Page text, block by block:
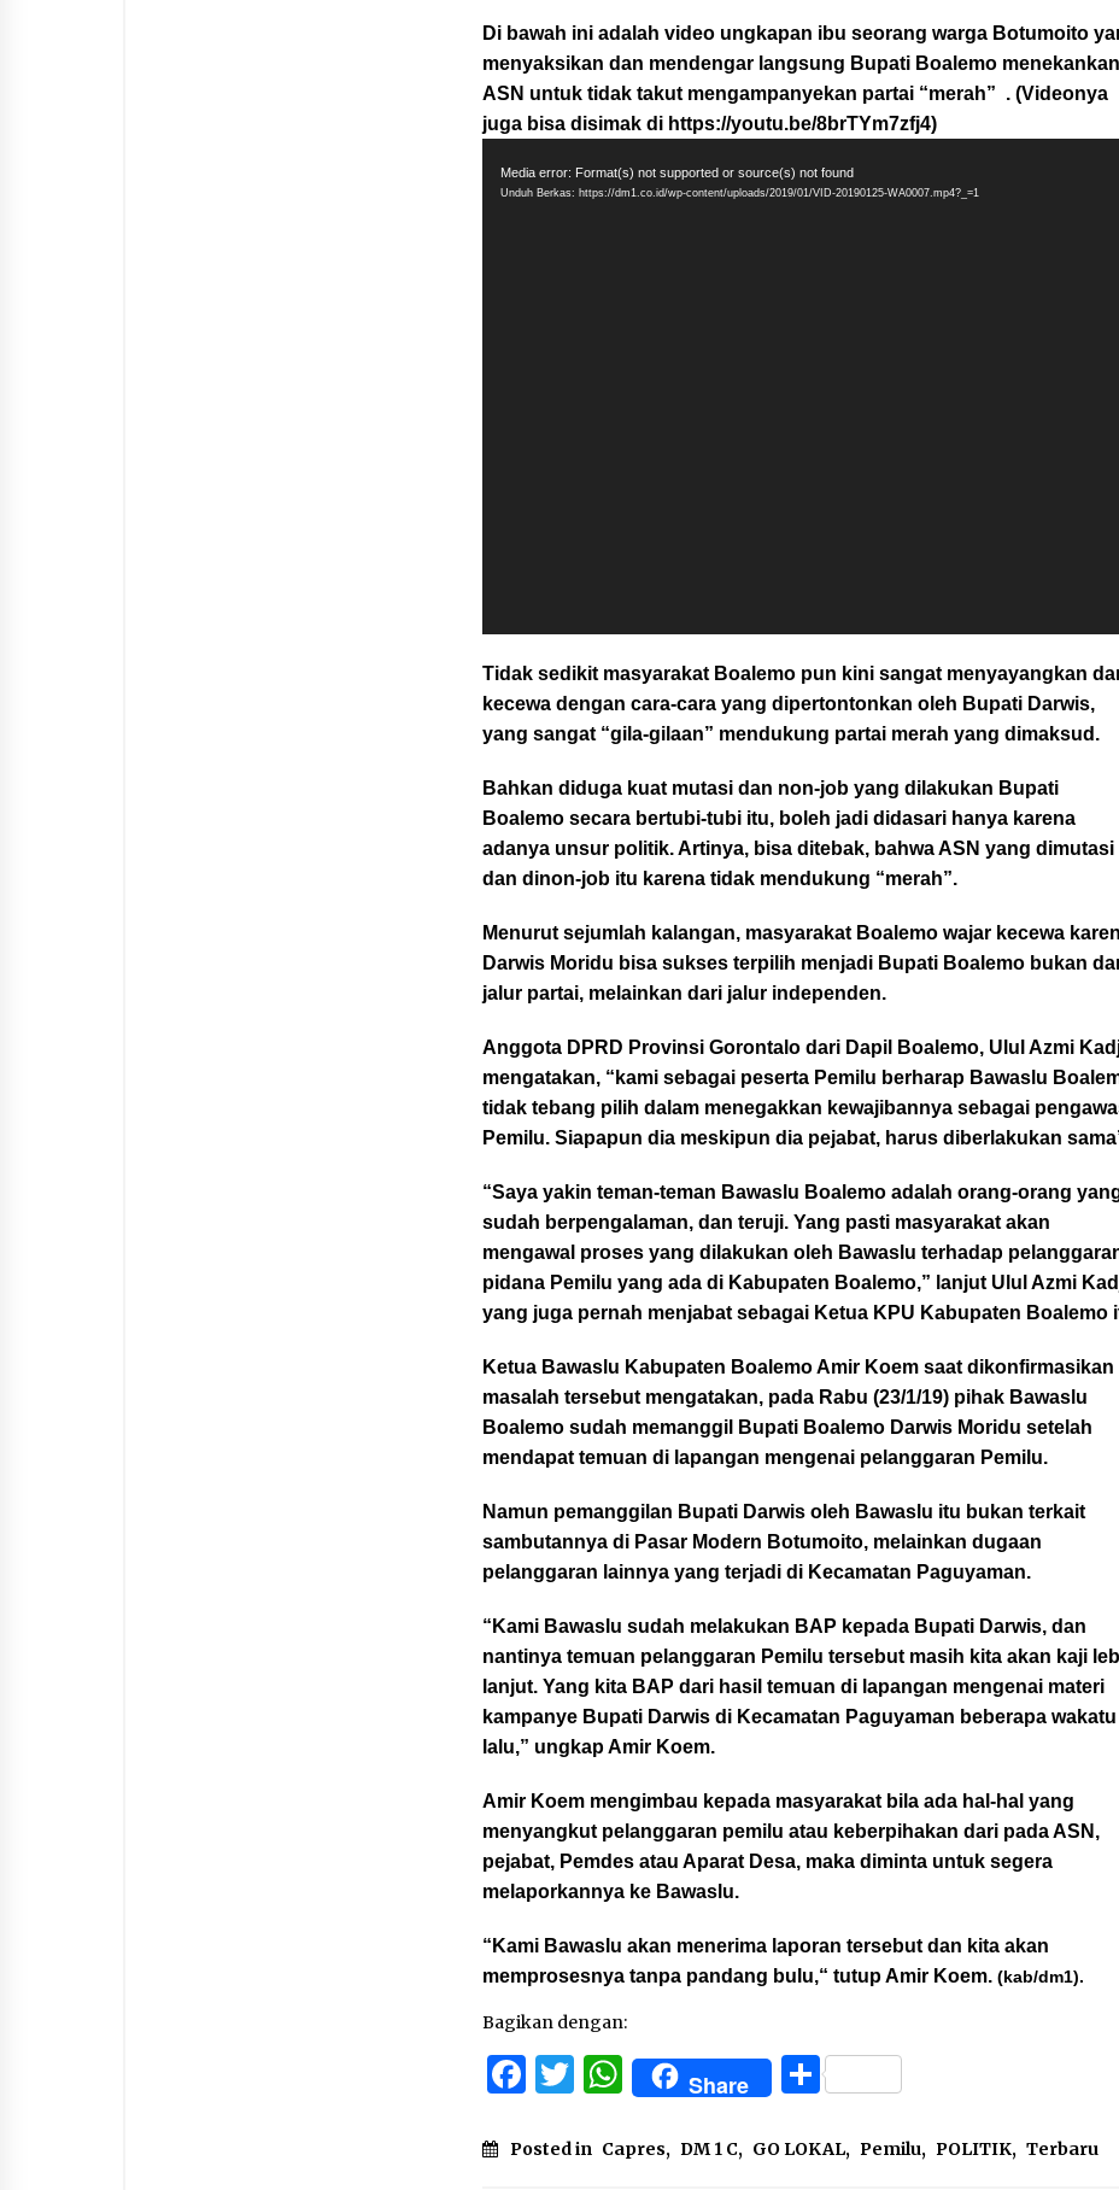
Di bawah ini adalah video ungkapan ibu seorang warga Botumoito
menyaksikan dan mendengar langsung Bupati Boalemo menekankan
ASN untuk tidak takut mengampanyekan partai “merah” . (Videonya
juga bisa disimak di https://youtu.be/8brTYm7zfj4)
Video
Media error: Format(s) not supported or source(s) not found
Unduh Berkas: https://dm1.co.id/wp-content/uploads/2019/01/VID-20190125-WA0007.mp4?_=1
Tidak sedikit masyarakat Boalemo pun kini sangat menyayangkan
kecewa dengan cara-cara yang dipertontonkan oleh Bupati Darwis,
yang sangat “gila-gilaan” mendukung partai merah yang dimaksud.
Bahkan diduga kuat mutasi dan non-job yang dilakukan Bupati
Boalemo secara bertubi-tubi itu, boleh jadi didasari hanya karena
adanya unsur politik. Artinya, bisa ditebak, bahwa ASN yang dimutasi
dan dinon-job itu karena tidak mendukung “merah”.
Menurut sejumlah kalangan, masyarakat Boalemo wajar kecewa
Darwis Moridu bisa sukses terpilih menjadi Bupati Boalemo bukan
jalur partai, melainkan dari jalur independen.
Anggota DPRD Provinsi Gorontalo dari Dapil Boalemo, Ulul Azmi
mengatakan, “kami sebagai peserta Pemilu berharap Bawaslu
tidak tebang pilih dalam menegakkan kewajibannya sebagai
Pemilu. Siapapun dia meskipun dia pejabat, harus diberlakukan
“Saya yakin teman-teman Bawaslu Boalemo adalah orang-orang
sudah berpengalaman, dan teruji. Yang pasti masyarakat akan
mengawal proses yang dilakukan oleh Bawaslu terhadap
pidana Pemilu yang ada di Kabupaten Boalemo,” lanjut Ulul Azmi
yang juga pernah menjabat sebagai Ketua KPU Kabupaten Boalemo
Ketua Bawaslu Kabupaten Boalemo Amir Koem saat dikonfirmasikan
masalah tersebut mengatakan, pada Rabu (23/1/19) pihak Bawaslu
Boalemo sudah memanggil Bupati Boalemo Darwis Moridu setelah
mendapat temuan di lapangan mengenai pelanggaran Pemilu.
Namun pemanggilan Bupati Darwis oleh Bawaslu itu bukan terkait
sambutannya di Pasar Modern Botumoito, melainkan dugaan
pelanggaran lainnya yang terjadi di Kecamatan Paguyaman.
“Kami Bawaslu sudah melakukan BAP kepada Bupati Darwis, dan
nantinya temuan pelanggaran Pemilu tersebut masih kita akan kaji
lanjut. Yang kita BAP dari hasil temuan di lapangan mengenai materi
kampanye Bupati Darwis di Kecamatan Paguyaman beberapa wakatu
lalu,” ungkap Amir Koem.
Amir Koem mengimbau kepada masyarakat bila ada hal-hal yang
menyangkut pelanggaran pemilu atau keberpihakan dari pada ASN,
pejabat, Pemdes atau Aparat Desa, maka diminta untuk segera
melaporkannya ke Bawaslu.
“Kami Bawaslu akan menerima laporan tersebut dan kita akan
memprosesnya tanpa pandang bulu,“ tutup Amir Koem.(kab/dm1).
Bagikan dengan:
Facebook
Twitter
WhatsApp
Share Share
Posted in Capres, DM 1 C, GO LOKAL, Pemilu, POLITIK, Terbaru